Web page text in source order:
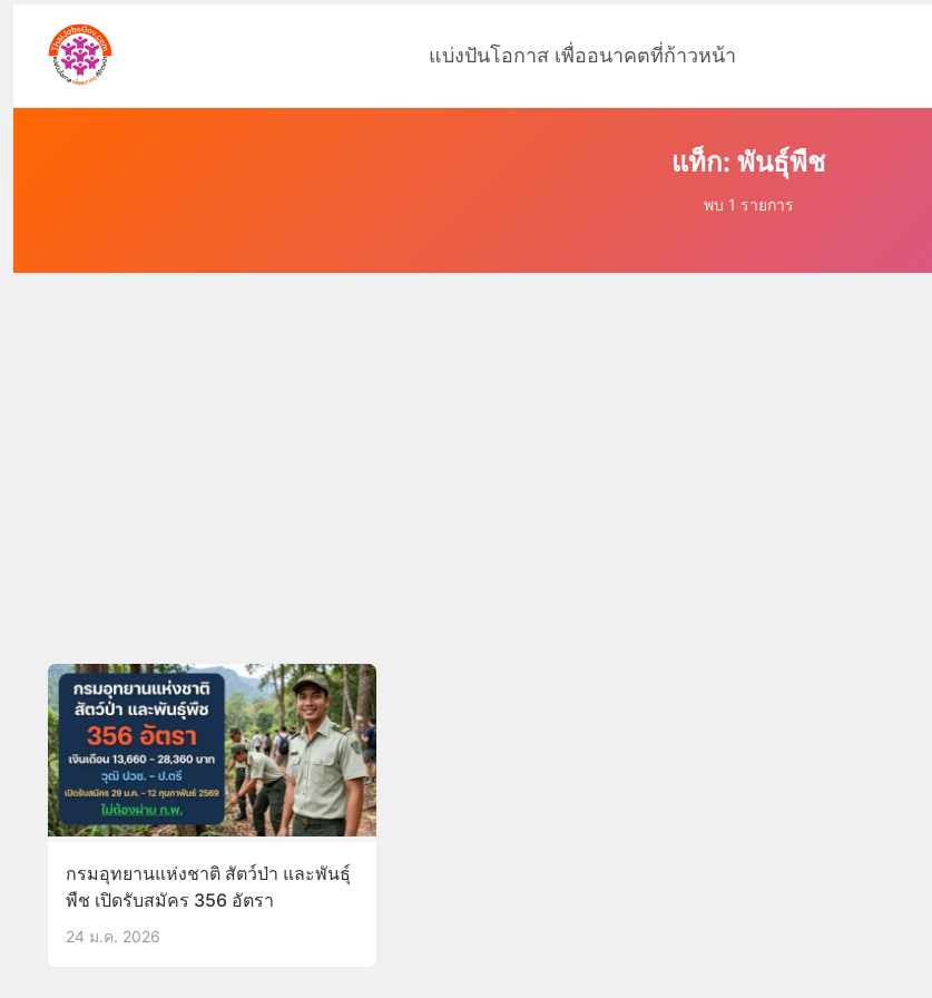
แบ่งปันโอกาส เพื่ออนาคตที่ก้าวหน้า
แท็ก: พันธุ์พืช
พบ 1 รายการ
กรมอุทยานแห่งชาติ สัตว์ป่า และพันธุ์
พืช เปิดรับสมัคร 356 อัตรา
24 ม.ค. 2026